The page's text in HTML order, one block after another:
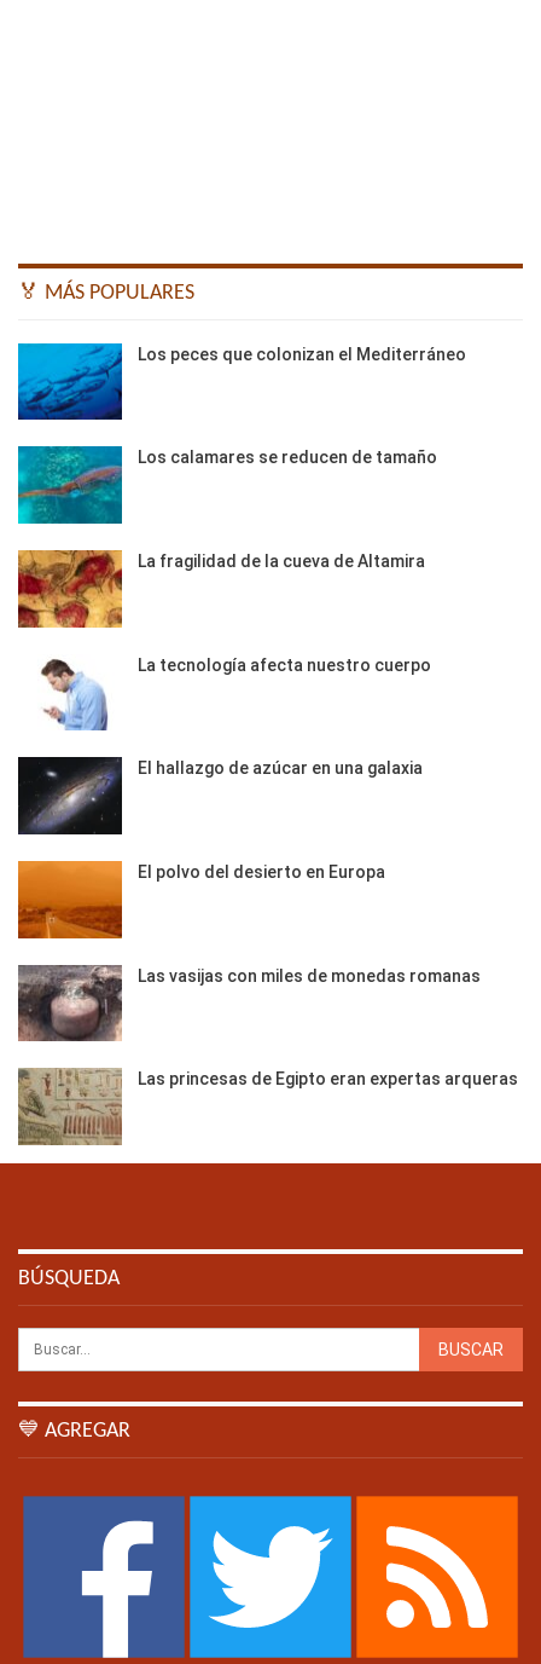
🏅 MÁS POPULARES
Los peces que colonizan el Mediterráneo
Los calamares se reducen de tamaño
La fragilidad de la cueva de Altamira
La tecnología afecta nuestro cuerpo
El hallazgo de azúcar en una galaxia
El polvo del desierto en Europa
Las vasijas con miles de monedas romanas
Las princesas de Egipto eran expertas arqueras
BÚSQUEDA
💙 AGREGAR